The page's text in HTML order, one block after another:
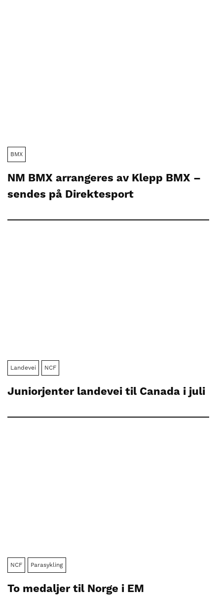
BMX
NM BMX arrangeres av Klepp BMX –
sendes på Direktesport
Landevei NCF
Juniorjenter landevei til Canada i juli
NCF Parasykling
To medaljer til Norge i EM